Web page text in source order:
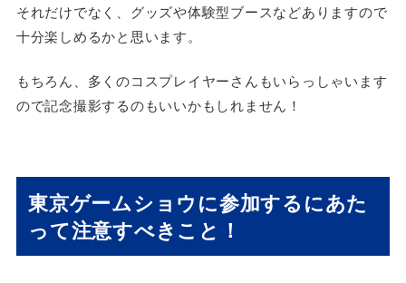
それだけでなく、グッズや体験型ブースなどありますので
十分楽しめるかと思います。
もちろん、多くのコスプレイヤーさんもいらっしゃいます
ので記念撮影するのもいいかもしれません！
東京ゲームショウに参加するにあた
って注意すべきこと！